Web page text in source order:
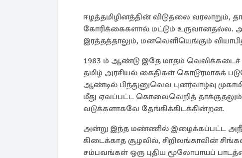
ஈழத்தமிழினத்தின் விடுதலை வரலாறும்,
கோரிக்கைகளால் மட்டும் உருவானதல்ல.
இரத்தத்தாலும், மனவெளியெங்கும்
1983 ம் ஆண்டு இதே மாதம் வெலிக்கடைச்
தமிழ் அரசியல் கைதிகள் கொடூரமாகக்
ஆண்டில் பிந்துனுவெவ புனர்வாழ்வு
மீது ஏவப்பட்ட கொலைவெறித்
வடுக்களாகவே தேங்கிக்கிடக்கின்றன.
அன்று இந்த மண்ணில் இழைக்கப்பட்ட
கிடைக்காத சூழலில், சிறிலங்காவின்
சம்பவங்கள் ஒரு புதிய மூலோபாயப்